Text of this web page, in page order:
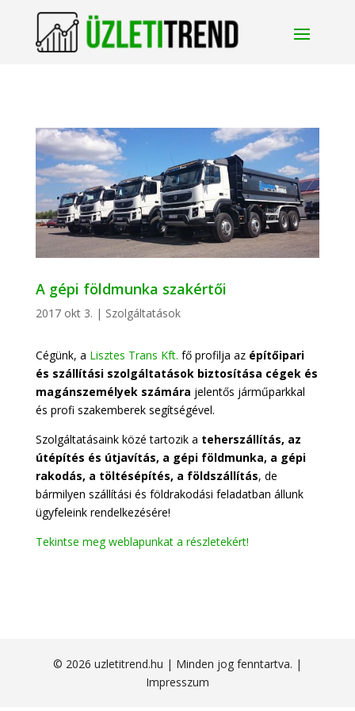
A gépi földmunka szakértői
2017 okt 3. | Szolgáltatások
Cégünk, a Lisztes Trans Kft. fő profilja az építőipari
és szállítási szolgáltatások biztosítása cégek és
magánszemélyek számára jelentős járműparkkal
és profi szakemberek segítségével.
Szolgáltatásaink közé tartozik a teherszállítás, az
útépítés és útjavítás, a gépi földmunka, a gépi
rakodás, a töltésépítés, a földszállítás, de
bármilyen szállítási és földrakodási feladatban állunk
ügyfeleink rendelkezésére!
Tekintse meg weblapunkat a részletekért!
© 2026 uzletitrend.hu | Minden jog fenntartva. |
Impresszum